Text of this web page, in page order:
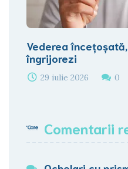
Vederea
îngrijorezi
29 iulie 2026 0
Comentarii